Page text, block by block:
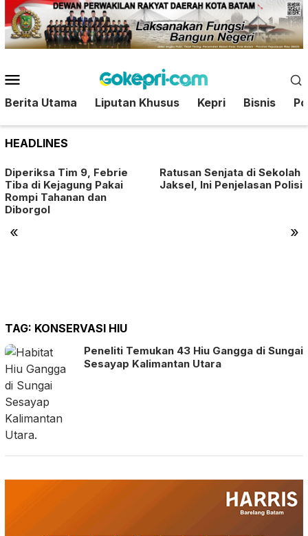
Loncat
ke
konten
Mobile
Berita Utama Liputan Khusus Kepri Bisnis
HEADLINES
« »
Diperiksa Tim 9, Febrie
Tiba di Kejagung Pakai
Rompi Tahanan dan
Diborgol
Ratusan Senjata di Sekolah
Jaksel, Ini Penjelasan Polisi
TAG: KONSERVASI HIU
Peneliti Temukan 43 Hiu Gangga di Sungai
Sesayap Kalimantan Utara